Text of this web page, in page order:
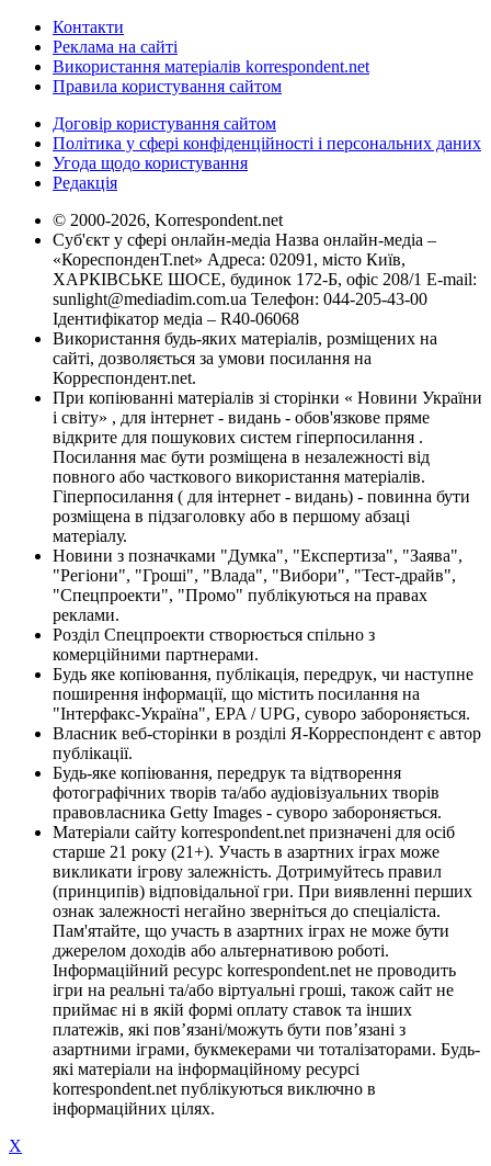
Контакти
Реклама на сайті
Використання матеріалів korrespondent.net
Правила користування сайтом
Договір користування сайтом
Політика у сфері конфіденційності і персональних даних
Угода щодо користування
Редакція
© 2000-2026, Korrespondent.net
Суб'єкт у сфері онлайн-медіа Назва онлайн-медіа –
«КореспонденТ.net» Адреса: 02091, місто Київ,
ХАРКІВСЬКЕ ШОСЕ, будинок 172-Б, офіс 208/1 E-mail:
sunlight@mediadim.com.ua Телефон: 044-205-43-00
Ідентифікатор медіа – R40-06068
Використання будь-яких матеріалів, розміщених на
сайті, дозволяється за умови посилання на
Корреспондент.net.
При копіюванні матеріалів зі сторінки « Новини України
і світу» , для інтернет - видань - обов'язкове пряме
відкрите для пошукових систем гіперпосилання .
Посилання має бути розміщена в незалежності від
повного або часткового використання матеріалів.
Гіперпосилання ( для інтернет - видань) - повинна бути
розміщена в підзаголовку або в першому абзаці
матеріалу.
Новини з позначками "Думка", "Експертиза", "Заява",
"Регіони", "Гроші", "Влада", "Вибори", "Тест-драйв",
"Спецпроекти", "Промо" публікуються на правах
реклами.
Розділ Спецпроекти створюється спільно з
комерційними партнерами.
Будь яке копіювання, публікація, передрук, чи наступне
поширення інформації, що містить посилання на
"Інтерфакс-Україна", EPA / UPG, суворо забороняється.
Власник веб-сторінки в розділі Я-Корреспондент є автор
публікації.
Будь-яке копіювання, передрук та відтворення
фотографічних творів та/або аудіовізуальних творів
правовласника Getty Images - суворо забороняється.
Матеріали сайту korrespondent.net призначені для осіб
старше 21 року (21+). Участь в азартних іграх може
викликати ігрову залежність. Дотримуйтесь правил
(принципів) відповідальної гри. При виявленні перших
ознак залежності негайно зверніться до спеціаліста.
Пам'ятайте, що участь в азартних іграх не може бути
джерелом доходів або альтернативою роботі.
Інформаційний ресурс korrespondent.net не проводить
ігри на реальні та/або віртуальні гроші, також сайт не
приймає ні в якій формі оплату ставок та інших
платежів, які пов’язані/можуть бути пов’язані з
азартними іграми, букмекерами чи тоталізаторами. Будь-
які матеріали на інформаційному ресурсі
korrespondent.net публікуються виключно в
інформаційних цілях.
X